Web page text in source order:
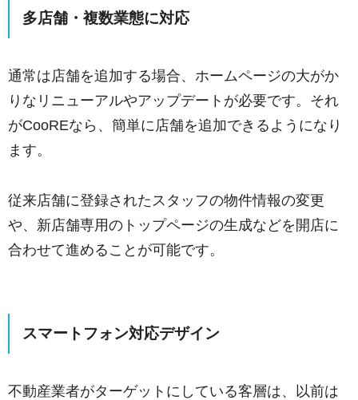
多店舗・複数業態に対応
通常は店舗を追加する場合、ホームページの大がか
りなリニューアルやアップデートが必要です。それ
がCooREなら、簡単に店舗を追加できるようになり
ます。
従来店舗に登録されたスタッフの物件情報の変更
や、新店舗専用のトップページの生成などを開店に
合わせて進めることが可能です。
スマートフォン対応デザイン
不動産業者がターゲットにしている客層は、以前は